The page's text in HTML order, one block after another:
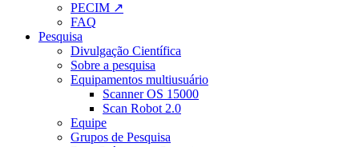
PECIM ↗
FAQ
Pesquisa
Divulgação Científica
Sobre a pesquisa
Equipamentos multiusuário
Scanner OS 15000
Scan Robot 2.0
Equipe
Grupos de Pesquisa